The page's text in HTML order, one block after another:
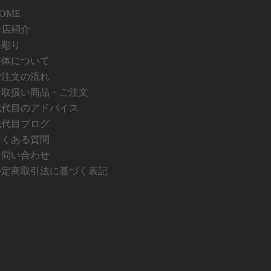
店紹介
り
について
注文の流れ
取扱い商品・ご注文
目のアドバイス
目ブログ
くある質問
問い合わせ
商取引法に基づく表記